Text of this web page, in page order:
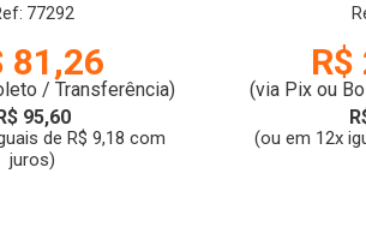
| SIGMA
77292
81,26
/ Transferência)
95,60
de R$ 9,18 com
juros)
(via Pix ou
(ou em 12x